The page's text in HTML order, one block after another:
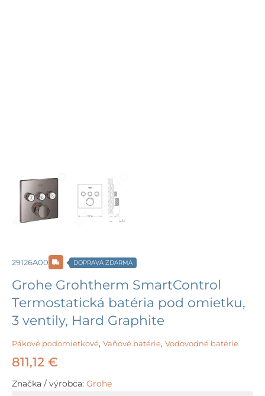
29126A00 DOPRAVA ZDARMA
Grohe Grohtherm SmartControl
Termostatická batéria pod omietku,
3 ventily, Hard Graphite
Pákové podomietkové, Vaňové batérie, Vodovodné batérie
811,12 €
Značka / výrobca: Grohe